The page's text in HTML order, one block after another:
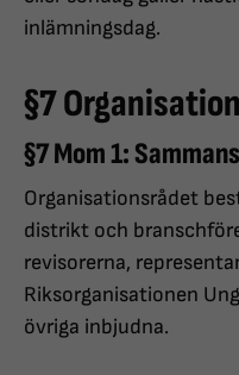
inlämningsdag.
§7
§7 Mom 1:
Organisationsrådet
distrikt och
revisorerna,
Riksorganisationen
övriga inbjudna.